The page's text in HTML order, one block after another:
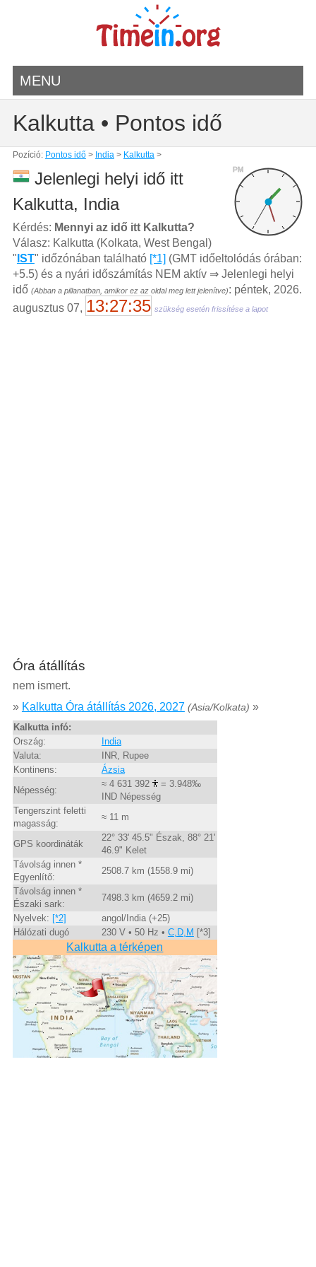
MENU
Kalkutta • Pontos idő
Pozíció: Pontos idő> India> Kalkutta>
PM
Jelenlegi helyi idő itt
Kalkutta, India
Kérdés: Mennyi az idő itt Kalkutta?
Válasz: Kalkutta (Kolkata, West Bengal)
" IST" időzónában található [*1] (GMT időeltolódás órában:
+5.5) és a nyári időszámítás NEM aktív ⇒ Jelenlegi helyi
idő (Abban a pillanatban, amikor ez az oldal meg lett jelenítve): péntek, 2026.
augusztus 07, 13:27:35 szükség esetén frissítése a lapot
Óra átállítás
nem ismert.
» Kalkutta Óra átállítás 2026, 2027 (Asia/Kolkata) »
Kalkutta infó:
Ország:
India
Valuta:
INR, Rupee
Kontinens:
Ázsia
Népesség:
≈ 4 631 392
= 3.948‰
IND Népesség
Tengerszint feletti
magasság:
≈ 11 m
GPS koordináták
22° 33' 45.5" Észak, 88° 21'
46.9" Kelet
Távolság innen *
Egyenlítő:
2508.7 km (1558.9 mi)
Távolság innen *
Északi sark:
7498.3 km (4659.2 mi)
Nyelvek: [*2]
angol/India (+25)
Hálózati dugó
230 V • 50 Hz • C,D,M [*3]
Kalkutta a térképen